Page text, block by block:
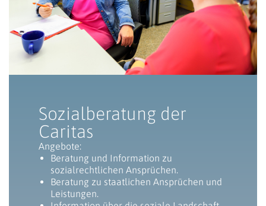
Sozialberatung der
Caritas
Angebote:
Beratung und Information zu
sozialrechtlichen Ansprüchen.
Beratung zu staatlichen Ansprüchen und
Leistungen.